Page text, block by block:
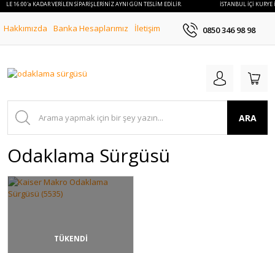
İLE 16:00'a KADAR VERİLEN SİPARİŞLERİNİZ AYNI GÜN TESLİM EDİLİR. İSTANBUL İÇİ KURYE
Hakkımızda Banka Hesaplarımız İletişim 0850 346 98 98
ARA
Odaklama Sürgüsü
TÜKENDİ